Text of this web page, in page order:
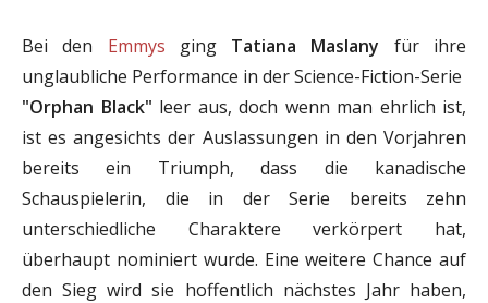
Bei den Emmys ging Tatiana Maslany für ihre
unglaubliche Performance in der Science-Fiction-Serie
"Orphan Black" leer aus, doch wenn man ehrlich ist,
ist es angesichts der Auslassungen in den Vorjahren
bereits ein Triumph, dass die kanadische
Schauspielerin, die in der Serie bereits zehn
unterschiedliche Charaktere verkörpert hat,
überhaupt nominiert wurde. Eine weitere Chance auf
den Sieg wird sie hoffentlich nächstes Jahr haben,